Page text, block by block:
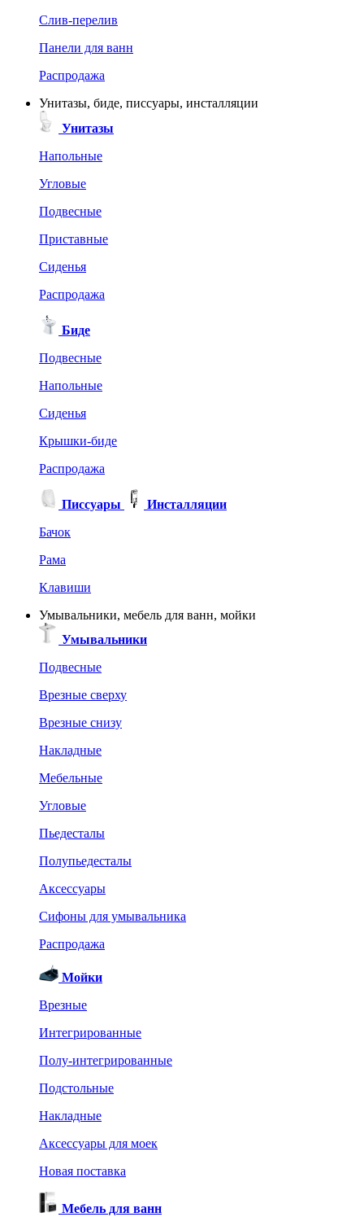
Слив-перелив
Панели для ванн
Распродажа
Унитазы, биде, писсуары, инсталляции
Унитазы
Напольные
Угловые
Подвесные
Приставные
Сиденья
Распродажа
Биде
Подвесные
Напольные
Сиденья
Крышки-биде
Распродажа
Писсуары
Инсталляции
Бачок
Рама
Клавиши
Умывальники, мебель для ванн, мойки
Умывальники
Подвесные
Врезные сверху
Врезные снизу
Накладные
Мебельные
Угловые
Пьедесталы
Полупьедесталы
Аксессуары
Сифоны для умывальника
Распродажа
Мойки
Врезные
Интегрированные
Полу-интегрированные
Подстольные
Накладные
Аксессуары для моек
Новая поставка
Мебель для ванн